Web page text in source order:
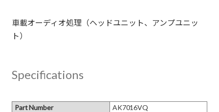
車載オーディオ処理（ヘッドユニット、アンプユニッ
Specifications
Part Number
AK7016VQ